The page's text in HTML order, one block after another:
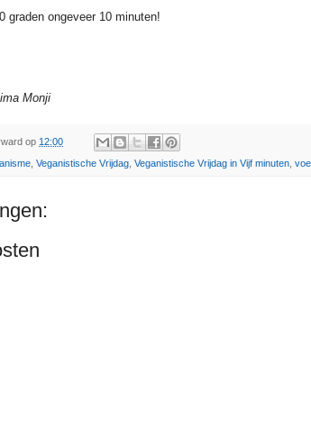
graden ongeveer 10 minuten!
Monji
op 12:00
Veganistische Vrijdag Veganistische Vrijdag in Vijf minuten